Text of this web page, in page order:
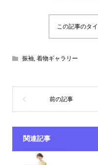
この記事のタ
振袖, 着物ギャラリー
関連記事